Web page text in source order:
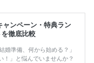
ャンペーン・特典ラン
徹底比較
準備、何から始める？」
！」と悩んでいませんか？